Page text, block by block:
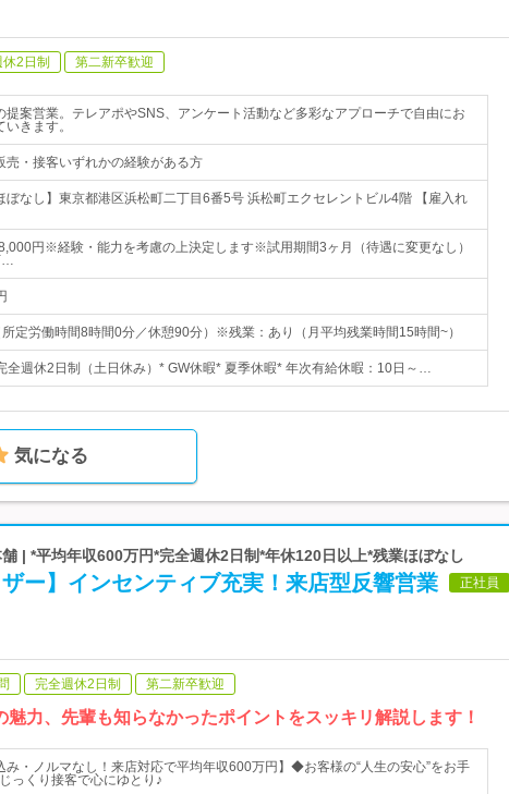
2日制 第二新卒歓迎
提案営業。テレアポやSNS、アンケート活動など多彩なアプローチで自由にお
きます。
売・接客いずれかの経験がある方
ぼなし】東京都港区浜松町二丁目6番5号 浜松町エクセレントビル4階 【雇入れ
円※経験・能力を考慮の上決定します※試用期間3ヶ月（待遇に変更なし）
…
定労働時間8時間0分／休憩90分）※残業：あり（月平均残業時間15時間~）
全週休2日制（土日休み）* GW休暇* 夏季休暇* 年次有給休暇：10日～…
気になる
| *平均年収600万円*完全週休2日制*年休120日以上*残業ほぼなし
ザー】インセンティブ充実！来店型反響営業 正社員
完全週休2日制 第二新卒歓迎
力、先輩も知らなかったポイントをスッキリ解説します！
み・ノルマなし！来店対応で平均年収600万円】◆お客様の“人生の安心”をお手
っくり接客で心にゆとり♪